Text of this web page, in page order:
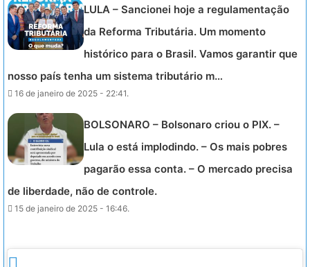
LULA – Sancionei hoje a regulamentação
da Reforma Tributária. Um momento
histórico para o Brasil. Vamos garantir que
nosso país tenha um sistema tributário m…
16 de janeiro de 2025 - 22:41.
BOLSONARO – Bolsonaro criou o PIX. –
Lula o está implodindo. – Os mais pobres
pagarão essa conta. – O mercado precisa
de liberdade, não de controle.
15 de janeiro de 2025 - 16:46.